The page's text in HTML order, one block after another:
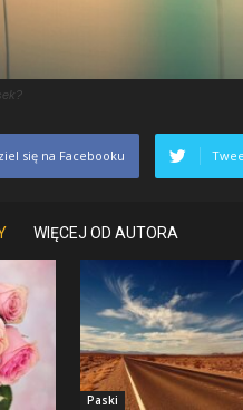
się na Facebooku
WIĘCEJ OD AUTORA
Paski